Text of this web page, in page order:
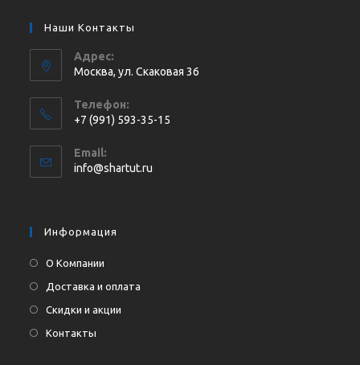
Наши Контакты
Адрес:
Москва, ул. Cкаковая 36
Телефон:
+7 (991) 593-35-15
в
вашем
Email:
info@shartut.ru
Информация
О Компании
Доставка и оплата
Скидки и акции
Контакты